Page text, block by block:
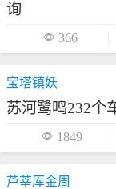
询
 366
宝塔镇妖
苏河鹭鸣232个
 1849
芦莘厍金周